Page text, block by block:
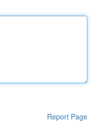
Report Page